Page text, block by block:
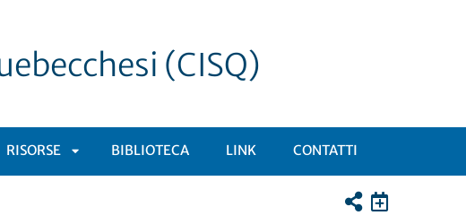
(CISQ)
RISORSE BIBLIOTECA LINK CONTATTI